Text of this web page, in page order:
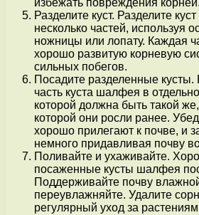
избежать повреждения корней.
Разделите куст. Разделите
несколько частей, используя
ножницы или лопату. Каждая
хорошо развитую корневую
сильных побегов.
Посадите разделенные кусты.
часть куста шалфея в
которой должна быть такой
которой они росли ранее.
хорошо прилегают к почве, и
немного придавливая почву
Поливайте и ухаживайте.
посаженные кусты шалфея
Поддерживайте почву
переувлажняйте. Удалите
регулярный уход за